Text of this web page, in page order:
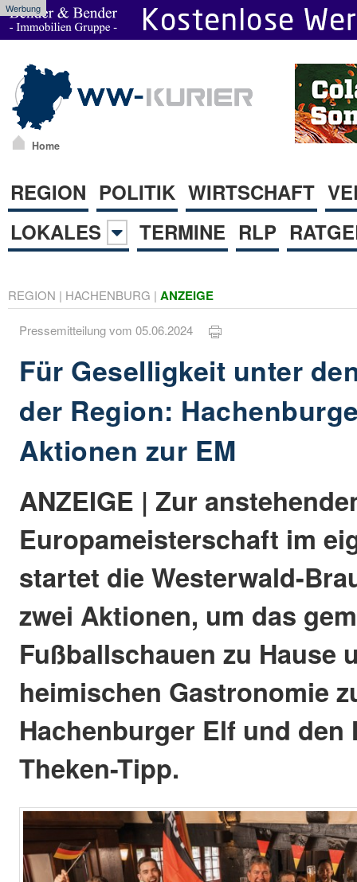
Werbung
Home
REGION POLITIK WIRTSCHAFT
LOKALES
TERMINE RLP
REGION | HACHENBURG | ANZEIGE
Pressemitteilung vom 05.06.2024
Für Geselligkeit unter
der Region:
Aktionen zur EM
ANZEIGE | Zur
Europameisterschaft im
startet die Westerwald-
zwei Aktionen, um das
Fußballschauen zu Hause
heimischen Gastronomie
Hachenburger Elf und den
Theken-Tipp.